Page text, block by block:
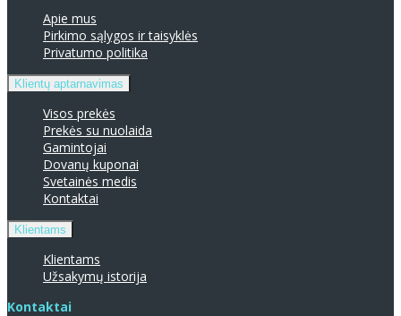
Apie mus
Pirkimo sąlygos ir taisyklės
Privatumo politika
Klientų aptarnavimas
Visos prekės
Prekės su nuolaida
Gamintojai
Dovanų kuponai
Svetainės medis
Kontaktai
Klientams
Klientams
Užsakymų istorija
Kontaktai